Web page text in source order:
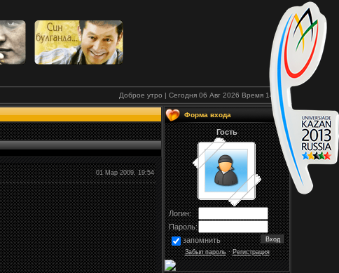
Доброе утро | Сегодня 06 Авг 2026 Время 14:29
01 Мар 2009, 19:54
Форма входа
Гость
Логин:
Пароль:
запомнить
Забыл пароль·Регистрация